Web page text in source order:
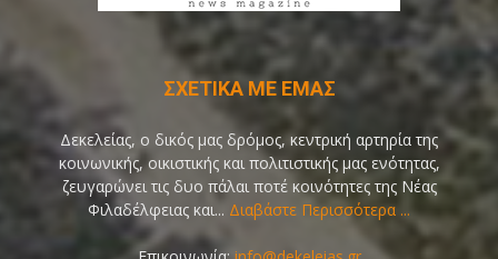
ΣΧΕΤΙΚΑ ΜΕ ΕΜΑΣ
Δεκελείας, ο δικός μας δρόμος, κεντρική αρτηρία της
κοινωνικής, οικιστικής και πολιτιστικής μας ενότητας,
ζευγαρώνει τις δυο πάλαι ποτέ κοινότητες της Νέας
Φιλαδέλφειας και... Διαβάστε Περισσότερα ...